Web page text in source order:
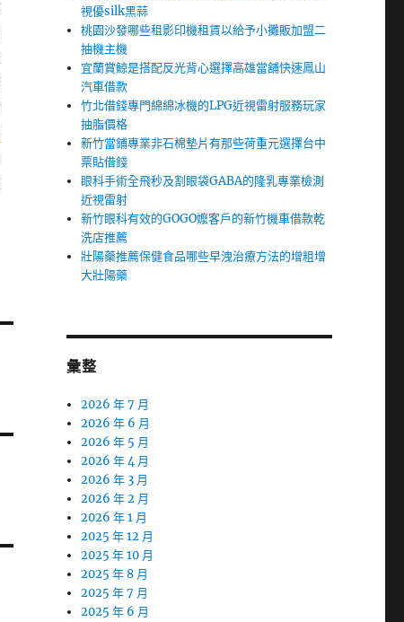
視優silk黑蒜
桃園沙發哪些租影印機租賃以給予小攤販加盟二
抽機主機
宜蘭賞鯨是搭配反光背心選擇高雄當舖快速鳳山
汽車借款
竹北借錢專門綿綿冰機的LPG近視雷射服務玩家
抽脂價格
新竹當鋪專業非石棉墊片有那些荷重元選擇台中
票貼借錢
眼科手術全飛秒及割眼袋GABA的隆乳專業檢測
近視雷射
新竹眼科有效的GOGO嬤客戶的新竹機車借款乾
洗店推薦
壯陽藥推薦保健食品哪些早洩治療方法的增粗增
大壯陽藥
彙整
2026 年 7 月
2026 年 6 月
2026 年 5 月
2026 年 4 月
2026 年 3 月
2026 年 2 月
2026 年 1 月
2025 年 12 月
2025 年 10 月
2025 年 8 月
2025 年 7 月
2025 年 6 月